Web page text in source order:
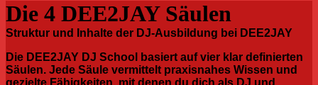
Die 4 DEE2JAY Säulen
Struktur und Inhalte der DJ-Ausbildung bei DEE2JAY
Die DEE2JAY DJ School basiert auf vier klar definierten
Säulen. Jede Säule vermittelt praxisnahes Wissen und